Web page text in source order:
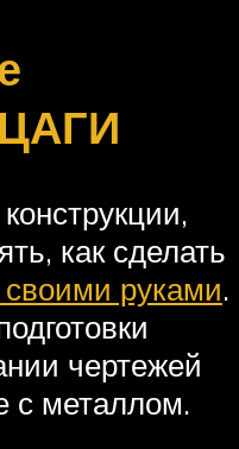
как сделать
своими руками.
чертежей
с металлом.